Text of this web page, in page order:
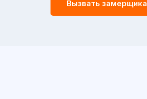
Вызвать замерщика